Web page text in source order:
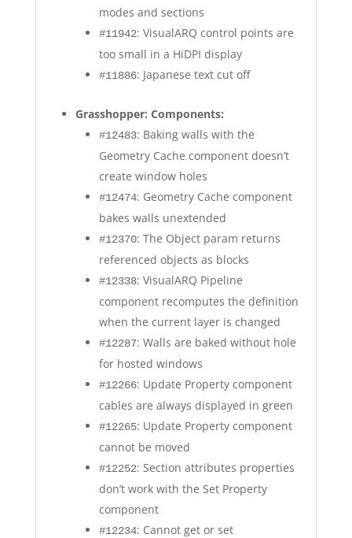
modes and sections
#11942: VisualARQ control points are
too small in a HiDPI display
#11886: Japanese text cut off
Grasshopper: Components:
#12483: Baking walls with the
Geometry Cache component doesn’t
create window holes
#12474: Geometry Cache component
bakes walls unextended
#12370: The Object param returns
referenced objects as blocks
#12338: VisualARQ Pipeline
component recomputes the definition
when the current layer is changed
#12287: Walls are baked without hole
for hosted windows
#12266: Update Property component
cables are always displayed in green
#12265: Update Property component
cannot be moved
#12252: Section attributes properties
don’t work with the Set Property
component
#12234: Cannot get or set